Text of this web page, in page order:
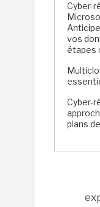
Cyber-
vos
étapes
Cyber-
plans